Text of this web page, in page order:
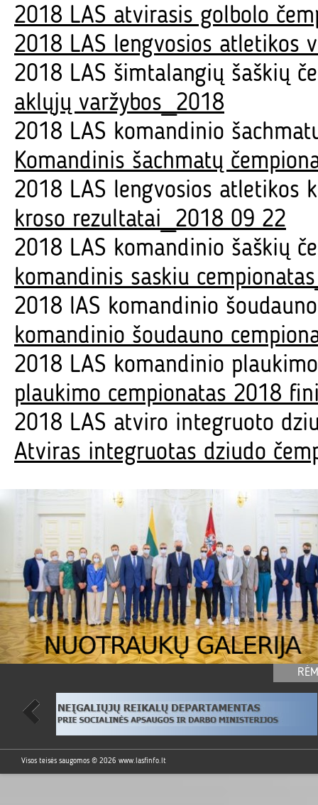
2018 LAS atvirasis golbolo
2018 LAS lengvosios atletikos
2018 LAS šimtalangių šaškių
aklųjų varžybos_2018
2018 LAS komandinio
Komandinis šachmatų
2018 LAS lengvosios atletikos
kroso rezultatai_2018 09 22
2018 LAS komandinio šaškių
komandinis saskiu
2018 lAS komandinio
komandinio šoudauno
2018 LAS komandinio
plaukimo cempionatas 2018
2018 LAS atviro integruoto
Atviras integruotas dziudo
Visos teisės saugomos © 2026 www.lasfinfo.lt